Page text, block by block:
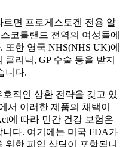
르면 프로게스토겐 전용 알
코틀랜드 전역의 여성들에
한 영국 NHS(NHS UK)에
리닉, GP 수술 등을 받지
니다.
적인 상환 전략을 갖고 있
서 이러한 제품의 채택이
에 따라 민간 건강 보험은
다. 여기에는 미국 FDA가
한 피임 상담이 포함됩니